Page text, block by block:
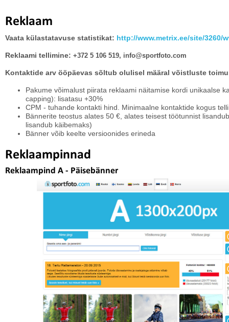
Reklaam
Vaata külastatavuse statistikat: http://www.metrix.ee/site/3260/
Reklaami tellimine: +372 5 106 519, info@sportfoto.com
Kontaktide arv ööpäevas sõltub olulisel määral võistluste
Pakume võimalust piirata reklaami näitamise kordi unikaalse
capping): lisatasu +30%
CPM - tuhande kontakti hind. Minimaalne kontaktide kogus
Bännerite teostus alates 50 €, alates teisest töötunnist
lisandub käibemaks)
Bänner võib keelte versioonides erineda
Reklaampinnad
Reklaampind A - Päisebänner